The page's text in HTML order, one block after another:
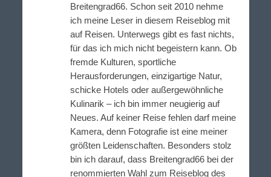
Breitengrad66. Schon seit 2010 nehme
ich meine Leser in diesem Reiseblog mit
auf Reisen. Unterwegs gibt es fast nichts,
für das ich mich nicht begeistern kann. Ob
fremde Kulturen, sportliche
Herausforderungen, einzigartige Natur,
schicke Hotels oder außergewöhnliche
Kulinarik – ich bin immer neugierig auf
Neues. Auf keiner Reise fehlen darf meine
Kamera, denn Fotografie ist eine meiner
größten Leidenschaften. Besonders stolz
bin ich darauf, dass Breitengrad66 bei der
renommierten Wahl zum Reiseblog des